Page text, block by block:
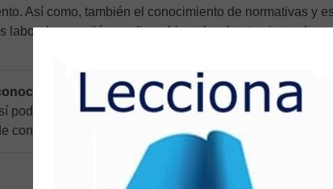
Así como, también el conocimiento de normativas y
laborales, gestión medioambiental y el tratamiento de
técnicos y prácticospara trabajar como
podrás fabricar e instalar estructuras y cerramientos de
construcción o como trabajador autónomo.